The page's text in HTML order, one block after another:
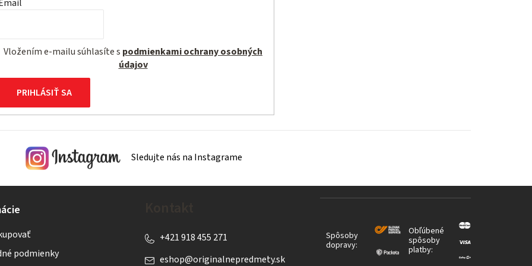
Vložením e-mailu súhlasíte s podmienkami ochrany osobných
údajov
PRIHLÁSIŤ SA
Sledujte nás na Instagrame
podmienky
eshop@originalnepredmety.sk
+421 918 455 271
Spôsoby
dopravy:
Obľúbené
spôsoby
platby: